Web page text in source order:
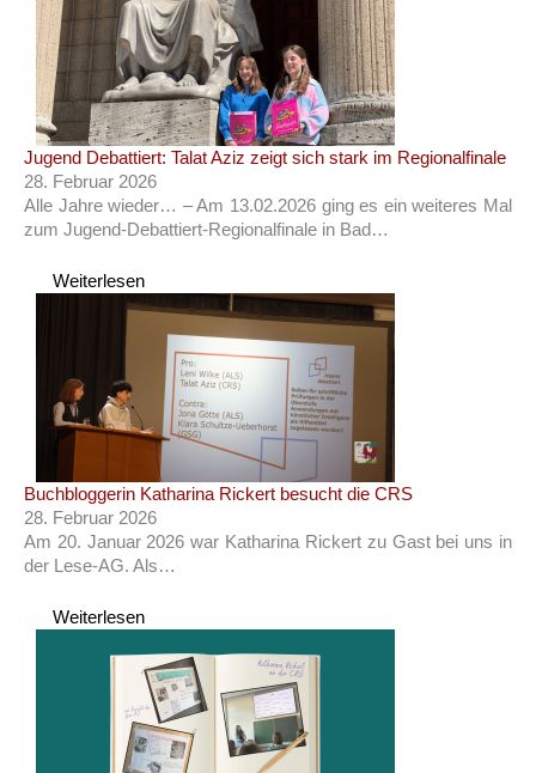
Jugend Debattiert: Talat Aziz zeigt sich stark im Regionalfinale
28. Februar 2026
Alle Jahre wieder… – Am 13.02.2026 ging es ein weiteres Mal
zum Jugend-Debattiert-Regionalfinale in Bad…
Weiterlesen
Buchbloggerin Katharina Rickert besucht die CRS
28. Februar 2026
Am 20. Januar 2026 war Katharina Rickert zu Gast bei uns in
der Lese-AG. Als…
Weiterlesen